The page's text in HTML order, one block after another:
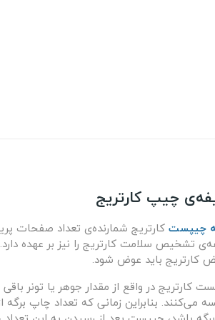
چیپ کارتریج
چیپستکارتریج شمارنده‌ی تعداد صفحات
تشخیص سلامت کارتریج را نیز بر عهده
کارتریج باید عوض شود.
کارتریج در واقع از مقدار جوهر یا تونر
می‌کنند. بنابراین زمانی که تعداد چاپ